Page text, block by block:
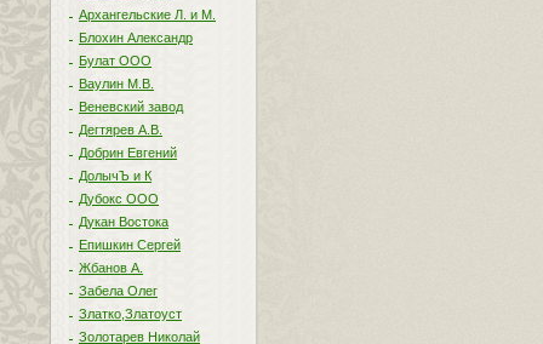
Архангельские Л. и М.
Блохин Александр
Булат ООО
Ваулин М.В.
Веневский завод
Дегтярев А.В.
Добрин Евгений
ДолычЪ и К
Дубокс ООО
Дукан Востока
Епишкин Сергей
Жбанов А.
Забела Олег
Златко,Златоуст
Золотарев Николай